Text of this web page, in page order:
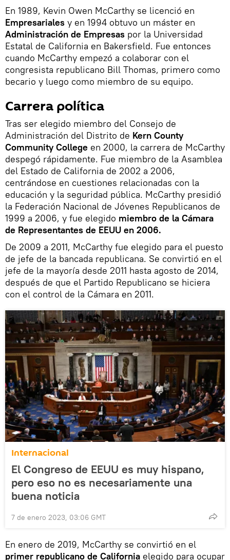
En 1989, Kevin Owen McCarthy se licenció en
Empresariales y en 1994 obtuvo un máster en
Administración de Empresas por la Universidad
Estatal de California en Bakersfield. Fue entonces
cuando McCarthy empezó a colaborar con el
congresista republicano Bill Thomas, primero como
becario y luego como miembro de su equipo.
Carrera política
Tras ser elegido miembro del Consejo de
Administración del Distrito de Kern County
Community College en 2000, la carrera de McCarthy
despegó rápidamente. Fue miembro de la Asamblea
del Estado de California de 2002 a 2006,
centrándose en cuestiones relacionadas con la
educación y la seguridad pública. McCarthy presidió
la Federación Nacional de Jóvenes Republicanos de
1999 a 2006, y fue elegido miembro de la Cámara
de Representantes de EEUU en 2006.
De 2009 a 2011, McCarthy fue elegido para el puesto
de jefe de la bancada republicana. Se convirtió en el
jefe de la mayoría desde 2011 hasta agosto de 2014,
después de que el Partido Republicano se hiciera
con el control de la Cámara en 2011.
Internacional
El Congreso de EEUU es muy hispano,
pero eso no es necesariamente una
buena noticia
7 de enero 2023, 03:06 GMT
En enero de 2019, McCarthy se convirtió en el
primer republicano de California elegido para ocupar